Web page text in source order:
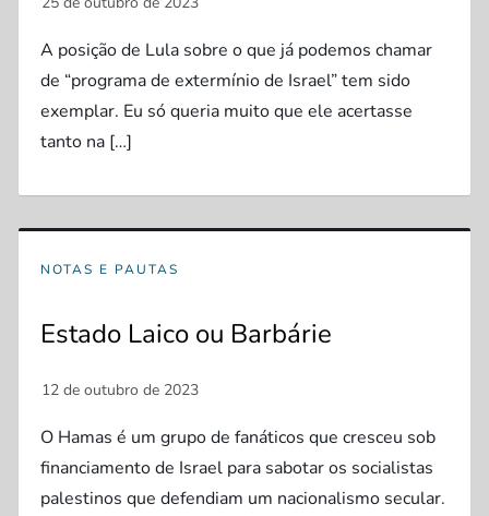
A posição de Lula sobre o que já podemos chamar
de “programa de extermínio de Israel” tem sido
exemplar. Eu só queria muito que ele acertasse
tanto na […]
NOTAS E PAUTAS
Estado Laico ou Barbárie
O Hamas é um grupo de fanáticos que cresceu sob
financiamento de Israel para sabotar os socialistas
palestinos que defendiam um nacionalismo secular.